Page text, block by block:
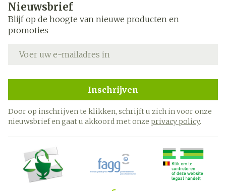
Nieuwsbrief
Blijf op de hoogte van nieuwe producten en
promoties
Inschrijven
Door op inschrijven te klikken, schrijft u zich in voor onze
nieuwsbrief en gaat u akkoord met onze privacy policy.